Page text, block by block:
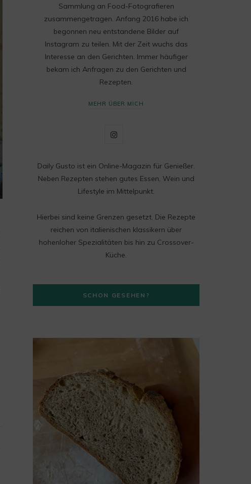
Sammlung an Food-Fotografieren
zusammengetragen. Anfang 2016 habe ich
begonnen neu entstandene Bilder auf
Instagram zu teilen. Mit der Zeit wuchs das
Interesse an den Gerichten. Immer häufiger
bekam ich Anfragen zu den Gerichten und
Rezepten.
MEHR ÜBER MICH
I
s
t
g
r
m
Daily Gusto ist ein Online-Magazin für Genießer.
Neben Rezepten stehen gutes Essen, Wein und
Lifestyle im Mittelpunkt.
Hierbei sind keine Grenzen gesetzt. Die Rezepte
reichen von italienischen klassikern über
hohenloher Spezialitäten bis hin zu Crossover-
Küche.
SCHON GESEHEN?